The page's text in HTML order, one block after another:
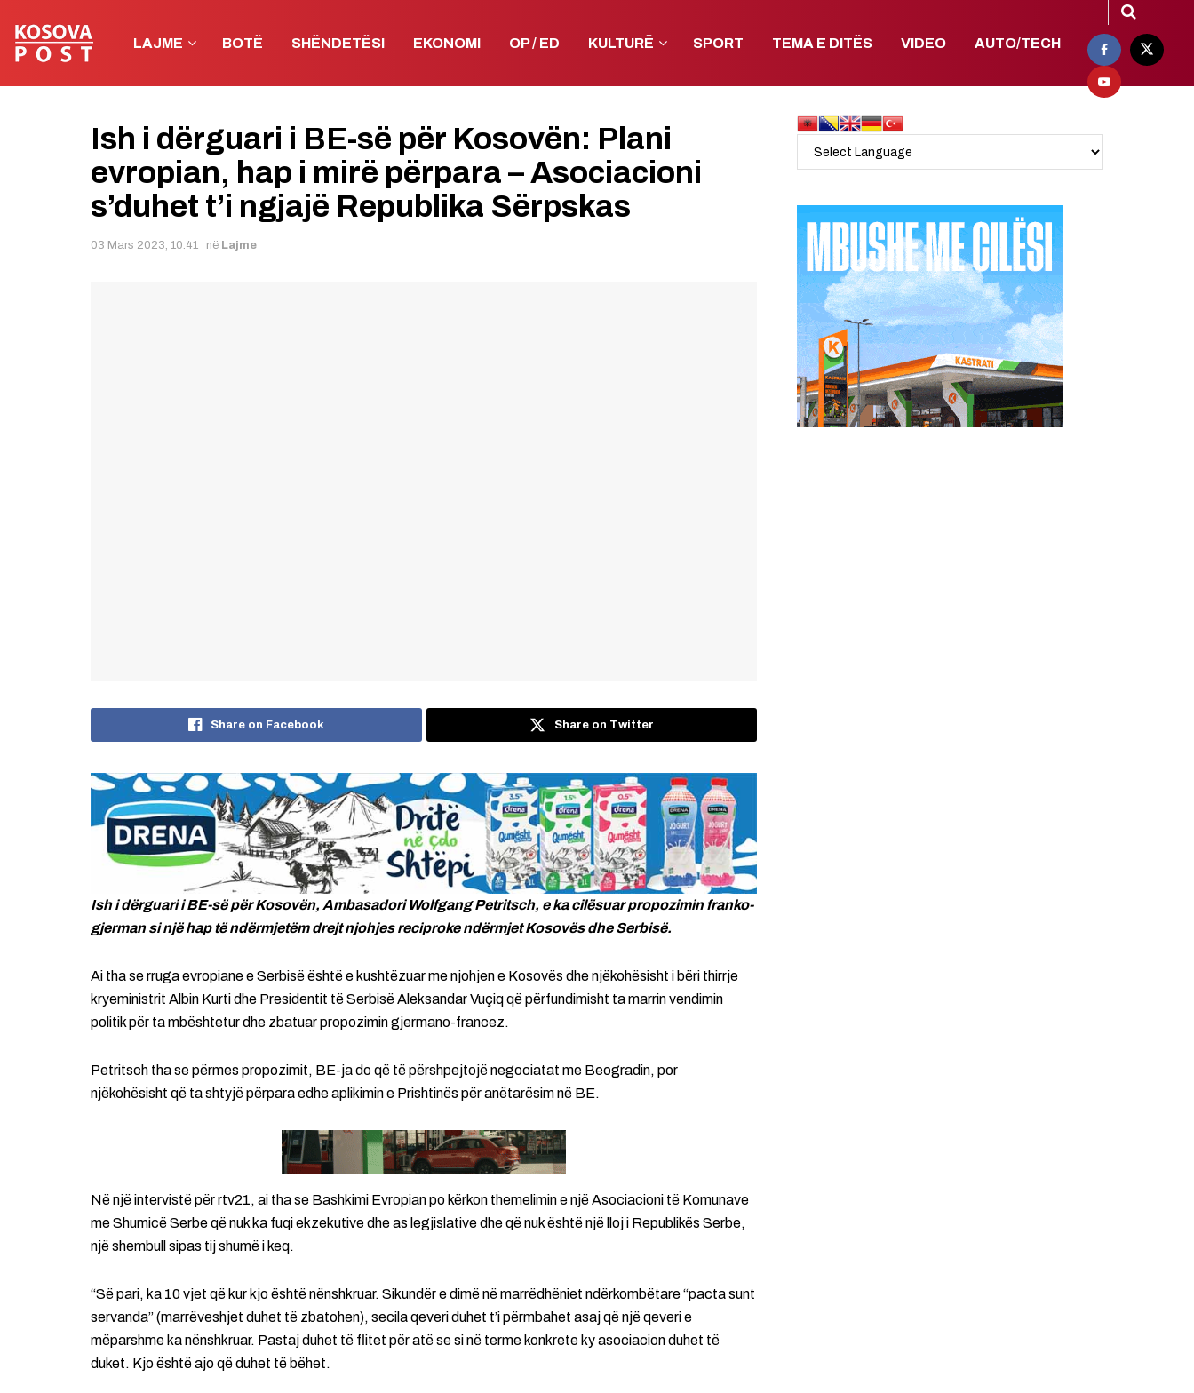
LAJME BOTË SHËNDETËSI EKONOMI OP / ED KULTURË SPORT TEMA E DITËS VIDEO AUTO/TECH
Ish i dërguari i BE-së për Kosovën: Plani
evropian, hap i mirë përpara – Asociacioni
s’duhet t’i ngjajë Republika Sërpskas
03 Mars 2023, 10:41 në Lajme
Share on Facebook Share on Twitter
Ish i dërguari i BE-së për Kosovën, Ambasadori Wolfgang Petritsch, e ka cilësuar propozimin franko-
gjerman si një hap të ndërmjetëm drejt njohjes reciproke ndërmjet Kosovës dhe Serbisë.
Ai tha se rruga evropiane e Serbisë është e kushtëzuar me njohjen e Kosovës dhe njëkohësisht i bëri thirrje
kryeministrit Albin Kurti dhe Presidentit të Serbisë Aleksandar Vuçiq që përfundimisht ta marrin vendimin
politik për ta mbështetur dhe zbatuar propozimin gjermano-francez.
Petritsch tha se përmes propozimit, BE-ja do që të përshpejtojë negociatat me Beogradin, por
njëkohësisht që ta shtyjë përpara edhe aplikimin e Prishtinës për anëtarësim në BE.
Në një intervistë për rtv21, ai tha se Bashkimi Evropian po kërkon themelimin e një Asociacioni të Komunave
me Shumicë Serbe që nuk ka fuqi ekzekutive dhe as legjislative dhe që nuk është një lloj i Republikës Serbe,
një shembull sipas tij shumë i keq.
“Së pari, ka 10 vjet që kur kjo është nënshkruar. Sikundër e dimë në marrëdhëniet ndërkombëtare “pacta sunt
servanda” (marrëveshjet duhet të zbatohen), secila qeveri duhet t’i përmbahet asaj që një qeveri e
mëparshme ka nënshkruar. Pastaj duhet të flitet për atë se si në terme konkrete ky asociacion duhet të
duket. Kjo është ajo që duhet të bëhet.